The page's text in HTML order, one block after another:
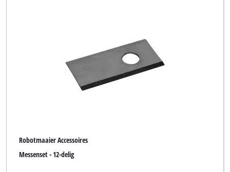
Robotmaaier Accessoires
Messenset - 12-delig